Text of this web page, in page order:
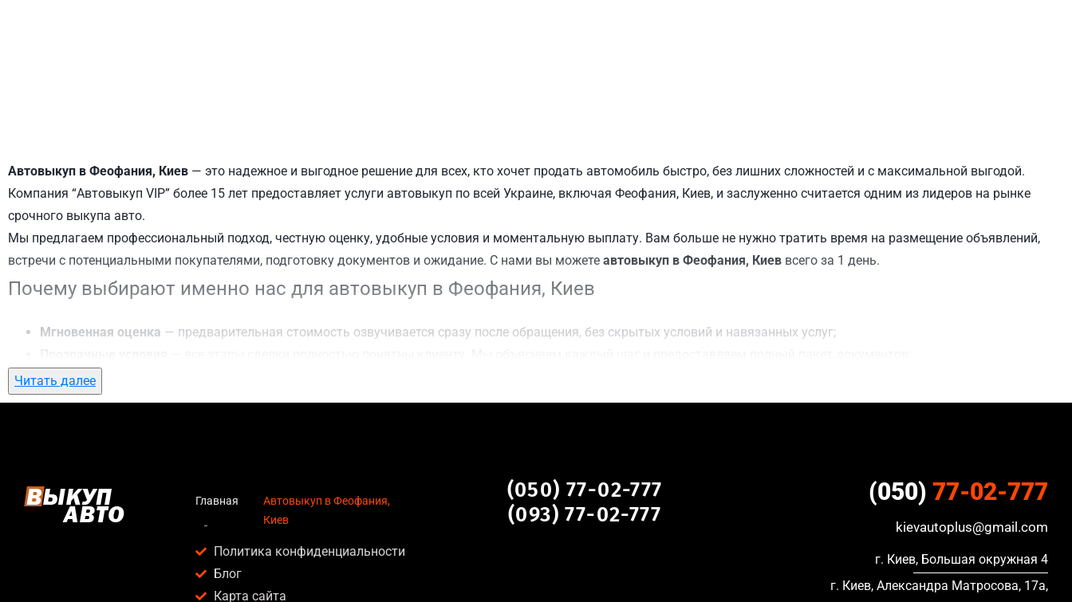
Автовыкуп в Феофания, Киев — это надежное и выгодное решение для всех, кто хочет продать автомобиль быстро, без лишних сложностей и с максимальной выгодой.
Компания “Автовыкуп VIP” более 15 лет предоставляет услуги автовыкуп по всей Украине, включая Феофания, Киев, и заслуженно считается одним из лидеров на рынке
срочного выкупа авто.
Мы предлагаем профессиональный подход, честную оценку, удобные условия и моментальную выплату. Вам больше не нужно тратить время на размещение объявлений,
встречи с потенциальными покупателями, подготовку документов и ожидание. С нами вы можете автовыкуп в Феофания, Киев всего за 1 день.
Почему выбирают именно нас для автовыкуп в Феофания, Киев
Мгновенная оценка — предварительная стоимость озвучивается сразу после обращения, без скрытых условий и навязанных услуг;
Гибкий подход
Честные цены— предлагаем до 95% от рыночной стоимости даже за авто после аварии или с пробегом;
Кому подойдет автовыкуп в Феофания, Киев
Услуга автовыкуп в Феофания, Киев актуальна для:
Владельцев автомобилей после аварии, когда восстановление экономически нецелесообразно;
Читать далее
Главная
Автовыкуп в Феофания,
Киев
Политика конфиденциальности
Блог
Карта сайта
(050) 77-02-777
(093) 77-02-777
(050) 77-02-777
kievautoplus@gmail.com
г. Киев, Большая окружная 4
г. Киев, Александра Матросова, 17а,